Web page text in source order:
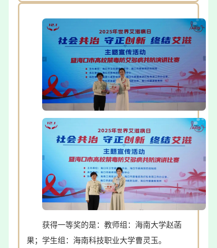
获得一等奖的是：教师组：海南大学赵菡
果；学生组：海南科技职业大学曹灵玉。